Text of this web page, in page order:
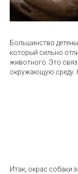
Большинство
который сильно
животного. Это
окружающую среду.
Итак, окрас собаки